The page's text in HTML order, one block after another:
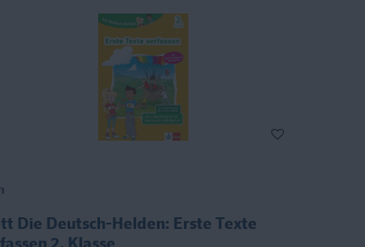
Die Deutsch-Helden: Erste Texte